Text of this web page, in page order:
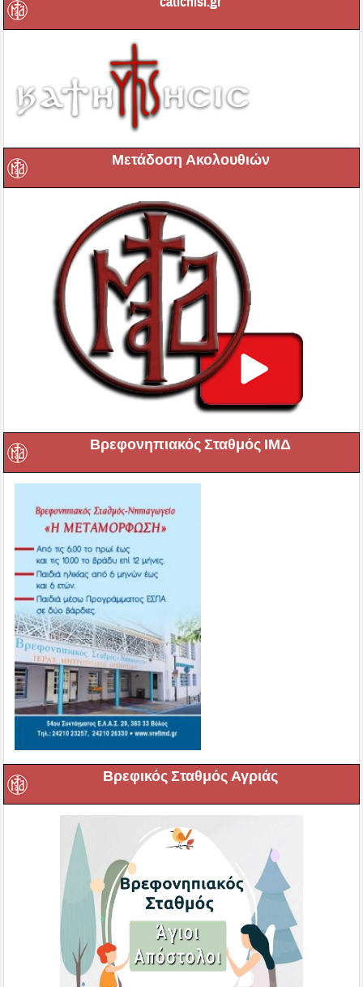
Μετάδοση Ακολουθιών
Βρεφονηπιακός Σταθμός ΙΜΔ
Βρεφικός Σταθμός Αγριάς